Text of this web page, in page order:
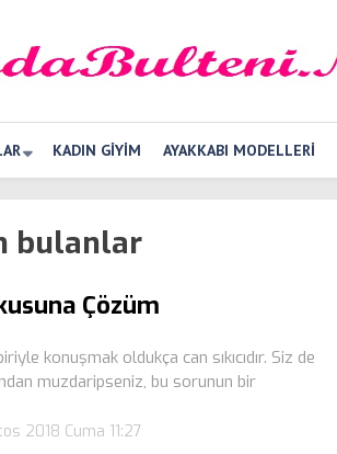
KADIN GIYIM AYAKKABI MODELLERI
bulanlar
Çözüm
konuşmak oldukça can sıkıcıdır. Siz de
muzdaripseniz, bu sorunun bir
2018 Cuma 11:27